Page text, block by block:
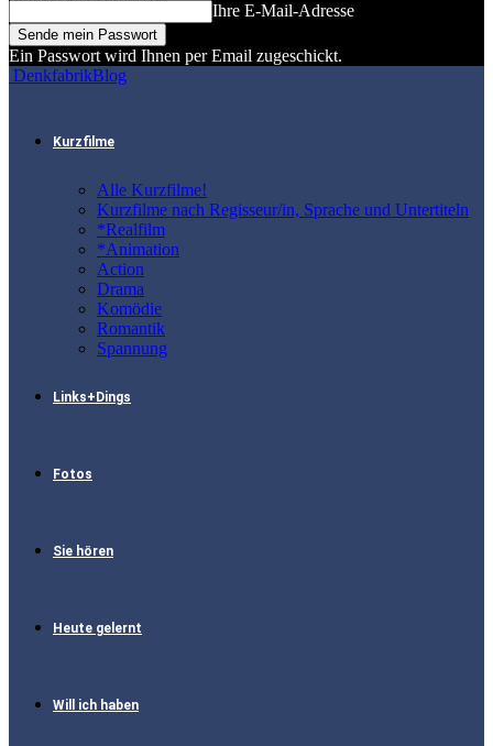
Ihre E-Mail-Adresse
Ein Passwort wird Ihnen per Email zugeschickt.
DenkfabrikBlog
Kurzfilme
Alle Kurzfilme!
Kurzfilme nach Regisseur/in, Sprache und Untertiteln
*Realfilm
*Animation
Action
Drama
Komödie
Romantik
Spannung
Links+Dings
Fotos
Sie hören
Heute gelernt
Will ich haben